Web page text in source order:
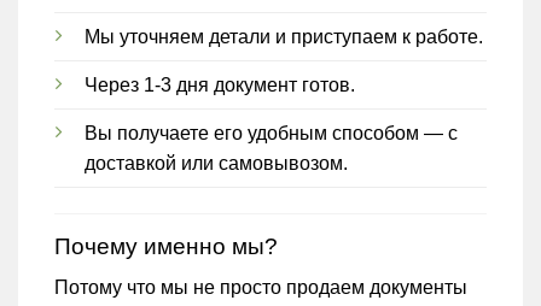
Мы уточняем детали и приступаем к работе.
Через 1-3 дня документ готов.
Вы получаете его удобным способом — с
доставкой или самовывозом.
Почему именно мы?
Потому что мы не просто продаем документы